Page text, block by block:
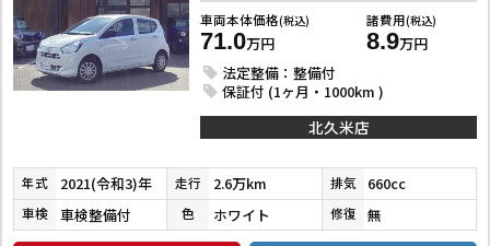
車両本体価格(税込)
71.0万円
諸費用(税込)
8.9万円
法定整備：整備付
保証付 (1ヶ月・1000km )
北久米店
年式 2021(令和3)年 走行 2.6万km 排気 660cc
車検 車検整備付 色 ホワイト 修復 無